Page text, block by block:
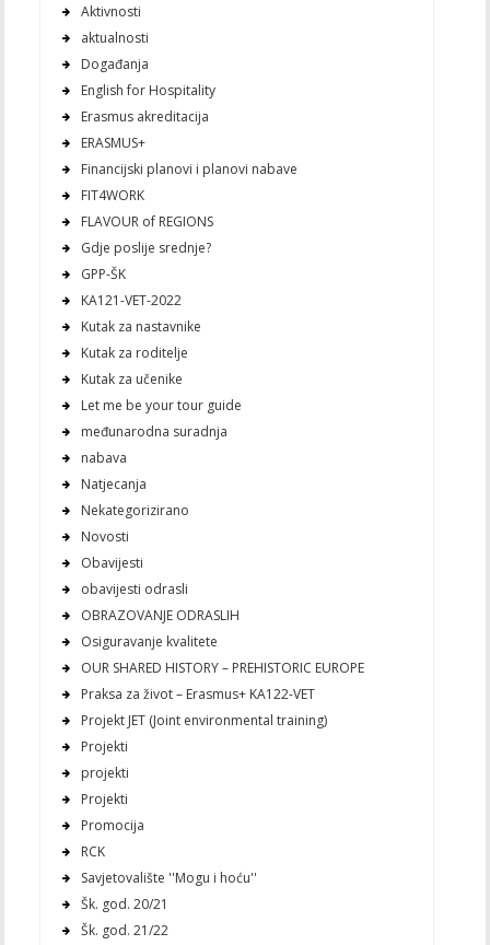
Aktivnosti
aktualnosti
Događanja
English for Hospitality
Erasmus akreditacija
ERASMUS+
Financijski planovi i planovi nabave
FIT4WORK
FLAVOUR of REGIONS
Gdje poslije srednje?
GPP-ŠK
KA121-VET-2022
Kutak za nastavnike
Kutak za roditelje
Kutak za učenike
Let me be your tour guide
međunarodna suradnja
nabava
Natjecanja
Nekategorizirano
Novosti
Obavijesti
obavijesti odrasli
OBRAZOVANJE ODRASLIH
Osiguravanje kvalitete
OUR SHARED HISTORY – PREHISTORIC EUROPE
Praksa za život – Erasmus+ KA122-VET
Projekt JET (Joint environmental training)
Projekti
projekti
Projekti
Promocija
RCK
Savjetovalište ''Mogu i hoću''
Šk. god. 20/21
Šk. god. 21/22